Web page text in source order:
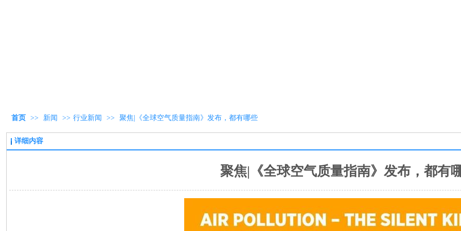
首页 >> 新闻 >> 行业新闻 >> 聚焦|《全球空气质量指南》发布，都有哪些
详细内容
聚焦|《全球空气质量指南》发布，都有